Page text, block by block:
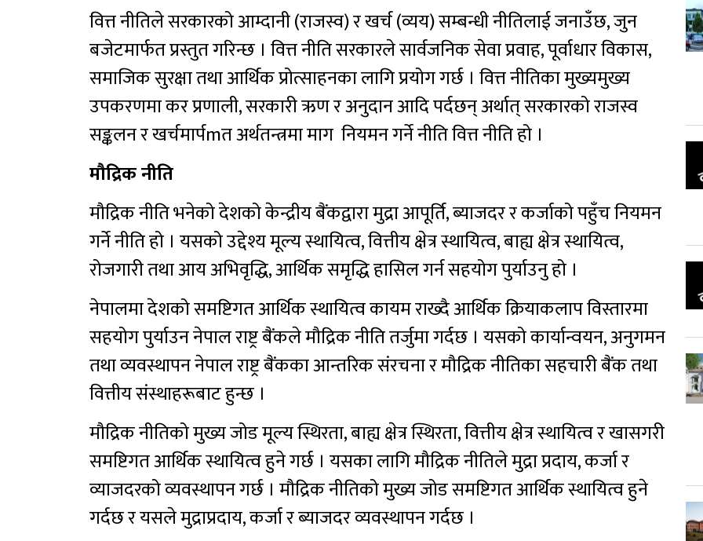
वित्त नीतिले सरकारको आम्दानी (राजस्व) र खर्च (व्यय) सम्बन्धी नीतिलाई जनाउँछ, जुन
बजेटमार्फत प्रस्तुत गरिन्छ । वित्त नीति सरकारले सार्वजनिक सेवा प्रवाह, पूर्वाधार विकास,
समाजिक सुरक्षा तथा आर्थिक प्रोत्साहनका लागि प्रयोग गर्छ । वित्त नीतिका मुख्यमुख्य
उपकरणमा कर प्रणाली, सरकारी ऋण र अनुदान आदि पर्दछन् अर्थात् सरकारको राजस्व
सङ्कलन र खर्चमार्पmत अर्थतन्त्रमा माग नियमन गर्ने नीति वित्त नीति हो ।
मौद्रिक नीति
मौद्रिक नीति भनेको देशको केन्द्रीय बैंकद्वारा मुद्रा आपूर्ति, ब्याजदर र कर्जाको पहुँच नियमन
गर्ने नीति हो । यसको उद्देश्य मूल्य स्थायित्व, वित्तीय क्षेत्र स्थायित्व, बाह्य क्षेत्र स्थायित्व,
रोजगारी तथा आय अभिवृद्धि, आर्थिक समृद्धि हासिल गर्न सहयोग पुर्याउनु हो ।
नेपालमा देशको समष्टिगत आर्थिक स्थायित्व कायम राख्दै आर्थिक क्रियाकलाप विस्तारमा
सहयोग पुर्याउन नेपाल राष्ट्र बैंकले मौद्रिक नीति तर्जुमा गर्दछ । यसको कार्यान्वयन, अनुगमन
तथा व्यवस्थापन नेपाल राष्ट्र बैंकका आन्तरिक संरचना र मौद्रिक नीतिका सहचारी बैंक तथा
वित्तीय संस्थाहरूबाट हुन्छ ।
मौद्रिक नीतिको मुख्य जोड मूल्य स्थिरता, बाह्य क्षेत्र स्थिरता, वित्तीय क्षेत्र स्थायित्व र खासगरी
समष्टिगत आर्थिक स्थायित्व हुने गर्छ । यसका लागि मौद्रिक नीतिले मुद्रा प्रदाय, कर्जा र
व्याजदरको व्यवस्थापन गर्छ । मौद्रिक नीतिको मुख्य जोड समष्टिगत आर्थिक स्थायित्व हुने
गर्दछ र यसले मुद्राप्रदाय, कर्जा र ब्याजदर व्यवस्थापन गर्दछ ।